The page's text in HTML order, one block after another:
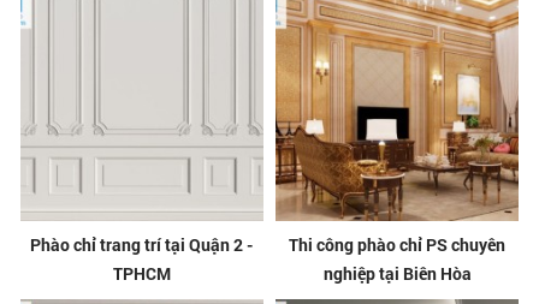
Phào chỉ trang trí tại Quận 2 -
TPHCM
Thi công phào chỉ PS chuyên
nghiệp tại Biên Hòa